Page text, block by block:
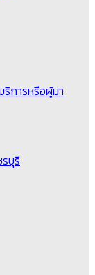
ริการหรือผู้มา
บุรี